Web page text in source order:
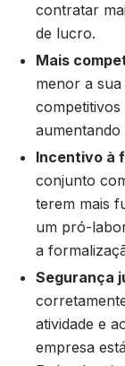
contratar
de lucro.
Mais
menor a
aumentando
Incentivo à
conjunto
terem mais
um pró-
a
Segurança
atividade e
empresa